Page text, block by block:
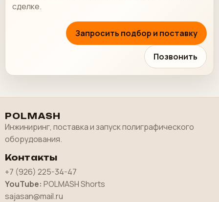
сделке.
Запросить подбор и поставку
Позвонить
POLMASH
Инжиниринг, поставка и запуск полиграфического
оборудования.
Контакты
+7 (926) 225-34-47
YouTube: POLMASH Shorts
sajasan@mail.ru